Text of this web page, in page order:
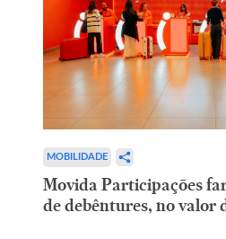
MOBILIDADE
Movida Participações
de debêntures, no valor